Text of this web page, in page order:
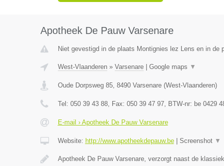
Apotheek De Pauw Varsenare
Niet gevestigd in de plaats Montignies lez Lens en in de
West-Vlaanderen» Varsenare| Google maps ▼
Oude Dorpsweg 85, 8490 Varsenare(West-Vlaanderen)
Tel: 050 39 43 88, Fax: 050 39 47 97, BTW-nr: be 0429
E-mail › Apotheek De Pauw Varsenare
Website: http://www.apotheekdepauw.be| Screenshot ▼
Apotheek De Pauw Varsenare, verzorgt naast de